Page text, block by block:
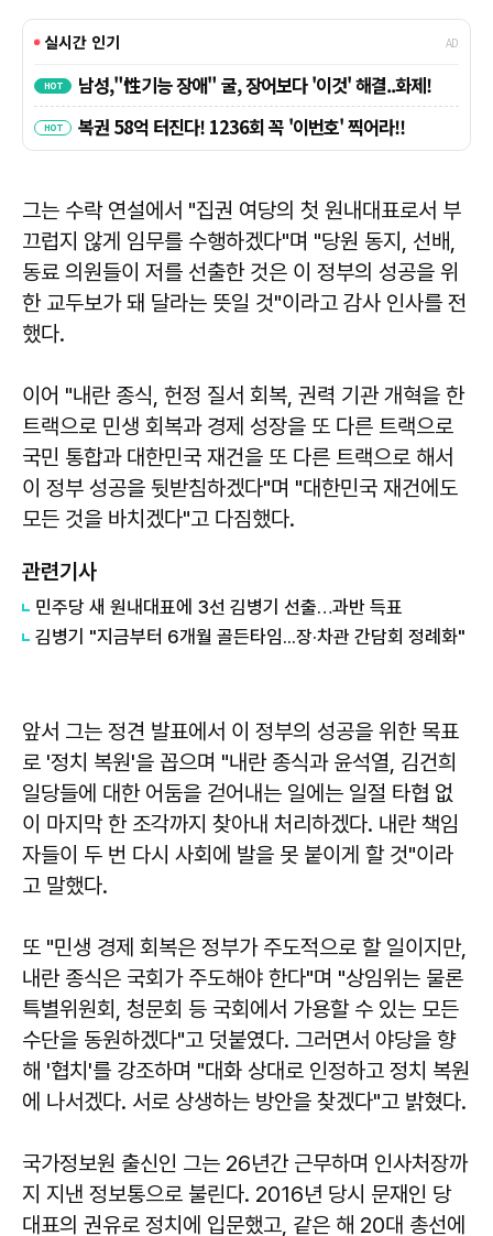
그는 수락 연설에서 "집권 여당의 첫 원내대표로서 부
끄럽지 않게 임무를 수행하겠다"며 "당원 동지, 선배,
동료 의원들이 저를 선출한 것은 이 정부의 성공을 위
한 교두보가 돼 달라는 뜻일 것"이라고 감사 인사를 전
했다.
이어 "내란 종식, 헌정 질서 회복, 권력 기관 개혁을 한
트랙으로 민생 회복과 경제 성장을 또 다른 트랙으로
국민 통합과 대한민국 재건을 또 다른 트랙으로 해서
이 정부 성공을 뒷받침하겠다"며 "대한민국 재건에도
모든 것을 바치겠다"고 다짐했다.
관련기사
민주당 새 원내대표에 3선 김병기 선출…과반 득표
김병기 "지금부터 6개월 골든타임...장·차관 간담회 정례화"
앞서 그는 정견 발표에서 이 정부의 성공을 위한 목표
로 '정치 복원'을 꼽으며 "내란 종식과 윤석열, 김건희
일당들에 대한 어둠을 걷어내는 일에는 일절 타협 없
이 마지막 한 조각까지 찾아내 처리하겠다. 내란 책임
자들이 두 번 다시 사회에 발을 못 붙이게 할 것"이라
고 말했다.
또 "민생 경제 회복은 정부가 주도적으로 할 일이지만,
내란 종식은 국회가 주도해야 한다"며 "상임위는 물론
특별위원회, 청문회 등 국회에서 가용할 수 있는 모든
수단을 동원하겠다"고 덧붙였다. 그러면서 야당을 향
해 '협치'를 강조하며 "대화 상대로 인정하고 정치 복원
에 나서겠다. 서로 상생하는 방안을 찾겠다"고 밝혔다.
국가정보원 출신인 그는 26년간 근무하며 인사처장까
지 지낸 정보통으로 불린다. 2016년 당시 문재인 당
대표의 권유로 정치에 입문했고, 같은 해 20대 총선에